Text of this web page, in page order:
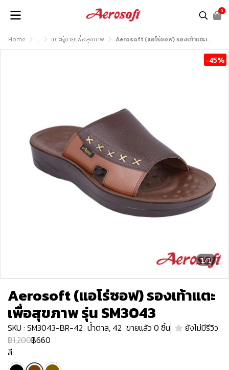
0
Home ... แตะผู้ชายเพื่อสุขภาพ Aerosoft (แอโร่ซอฟ) รองเท้าแตะเพื่อสุขภาพ รุ่น SM3043
1/1
-45%
Aerosoft (แอโร่ซอฟ) รองเท้าแตะ
เพื่อสุขภาพ รุ่น SM3043
SKU : SM3043-BR-42 น้ำตาล, 42 ขายแล้ว 0 ชิ้น
ยังไม่มีรีวิว
฿1,200฿660
สี